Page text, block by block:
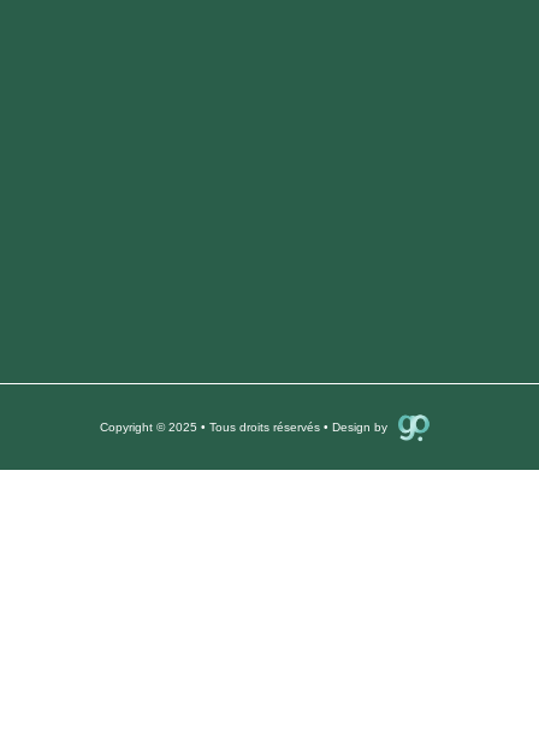
Copyright © 2025 • Tous droits réservés • Design by